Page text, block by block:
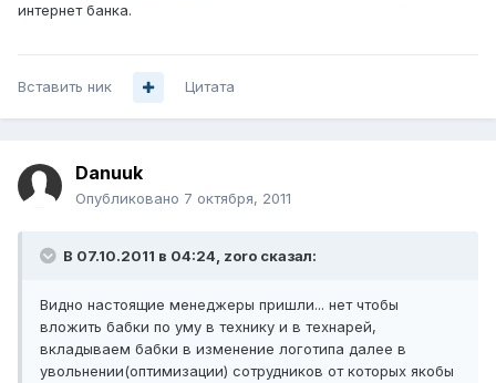
интернет банка.
Вставить ник Цитата
Danuuk
Опубликовано 7 октября, 2011
В 07.10.2011 в 04:24, zoro сказал:
Видно настоящие менеджеры пришли... нет чтобы
вложить бабки по уму в технику и в технарей,
вкладываем бабки в изменение логотипа далее в
увольнении(оптимизации) сотрудников от которых якобы